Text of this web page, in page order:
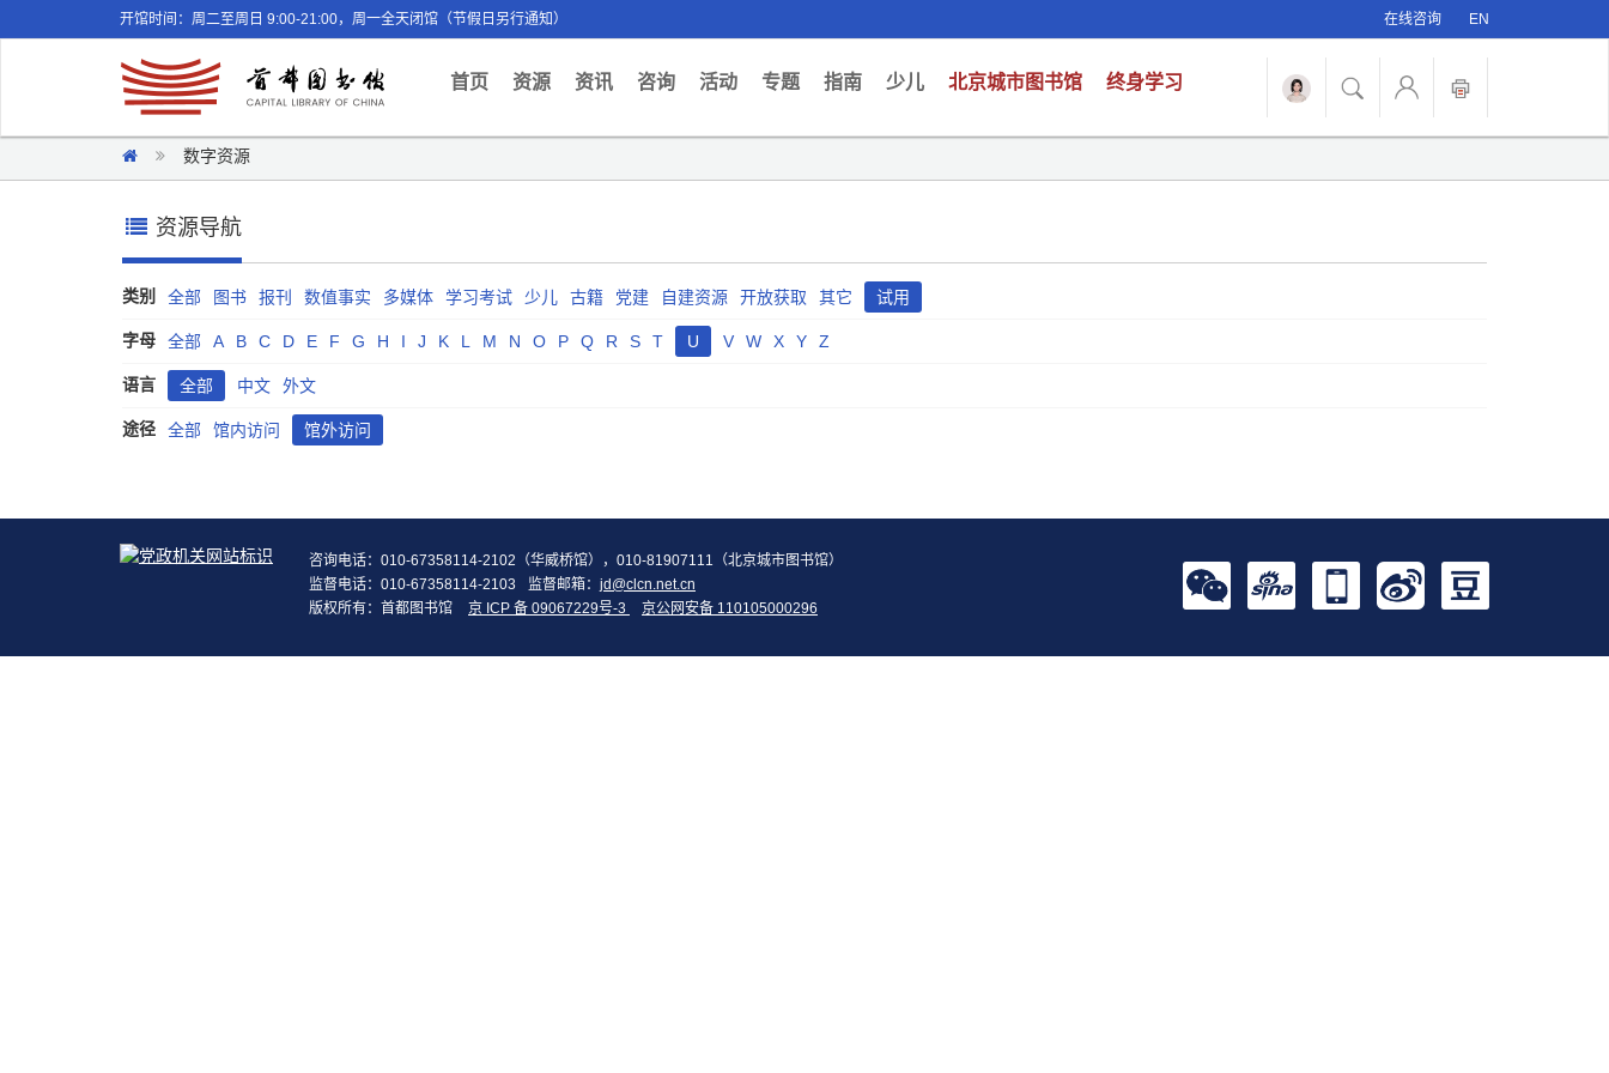
开馆时间：周二至周日 9:00-21:00，周一全天闭馆（节假日另行通知） 在线咨询 EN
首页(current)
资源 资讯 咨询 活动 专题 指南 少儿 北京城市图书馆 终身学习
数字资源
资源导航
类别 全部 图书 报刊 数值事实 多媒体 学习考试 少儿 古籍 党建 自建资源 开放获取 其它 试用
字母 全部 A B C D E F G H I J K L M N O P Q R S T U V W X Y Z
语言 全部 中文 外文
途径 全部 馆内访问 馆外访问
咨询电话：010-67358114-2102（华威桥馆），010-81907111（北京城市图书馆）
监督电话：010-67358114-2103
监督邮箱： jd@clcn.net.cn
版权所有：首都图书馆
京 ICP 备 09067229号-3 京公网安备 110105000296